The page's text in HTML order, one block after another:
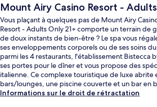
Mount Airy Casino Resort -
Vous plaçant à quelques pas de Mount Airy
Resort - Adults Only 21+ comporte un terrain de
de doux instants de bien-être ? Le spa vous
ses enveloppements corporels ou de ses soins
parmi les 4 restaurants, l'établissement Bistecca
ses portes pour le dîner et vous propose des
italienne. Ce complexe touristique de luxe abrite
bars/lounges, une piscine couverte et un bar en
autres voyageurs adorent la piscine
Informations sur le droit de rétractation